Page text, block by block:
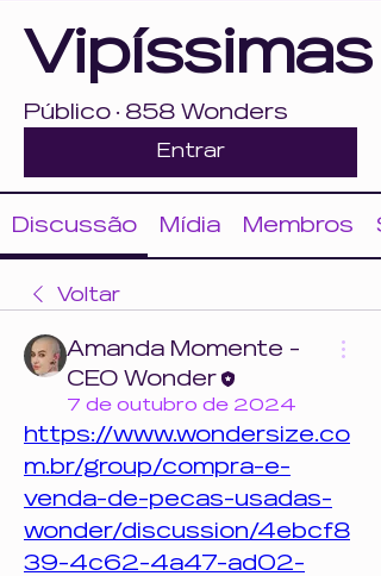
Vipíssimas
Público · 858 Wonders
Entrar
Discussão Mídia Membros
Voltar
Amanda Momente -
CEO Wonder
7 de outubro de 2024
https://www.wondersize.co
m.br/group/compra-e-
venda-de-pecas-usadas-
wonder/discussion/4ebcf8
39-4c62-4a47-ad02-